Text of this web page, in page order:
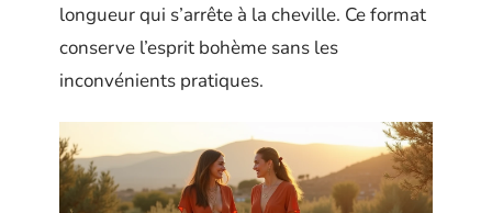
longueur qui s’arrête à la cheville. Ce format
conserve l’esprit bohème sans les
inconvénients pratiques.